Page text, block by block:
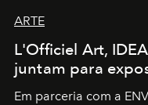
ARTE
L'Officiel Art,
juntam para
Em parceria com a